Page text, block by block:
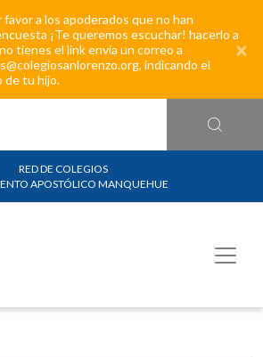
favor a los apoderados que no han
¡Te queremos escuchar! hacerlo a
tienes el link envía un correo a
indicando el
de tu hijo.
×
RED DE COLEGIOS
APOSTÓLICO MANQUEHUE